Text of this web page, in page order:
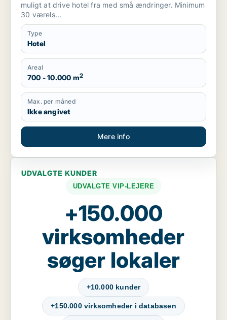
muligt at drive hotel fra med små ændringer. Minimum
30 værels...
Type
Hotel
Areal
700 - 10.000 m2
Max. per måned
Ikke angivet
Mere info
UDVALGTE KUNDER
UDVALGTE VIP-LEJERE
+150.000
virksomheder
søger lokaler
+10.000 kunder
+150.000 virksomheder i databasen